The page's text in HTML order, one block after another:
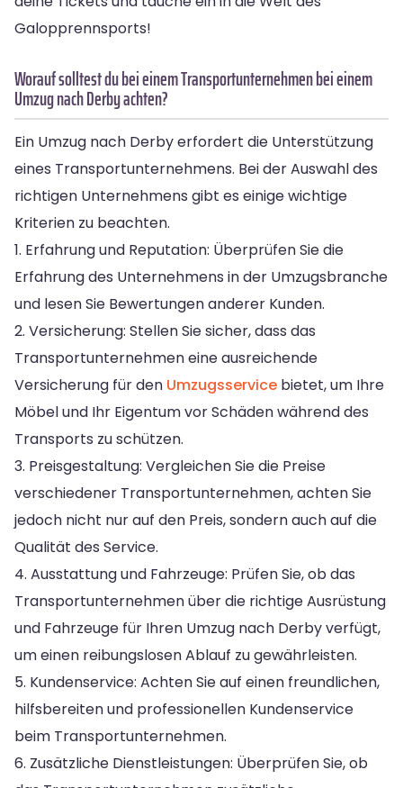
Galopprennsports!
Worauf solltest du bei einem Transportunternehmen bei einem
Umzug nach Derby achten?
Ein Umzug nach Derby erfordert die Unterstützung
eines Transportunternehmens. Bei der Auswahl des
richtigen Unternehmens gibt es einige wichtige
Kriterien zu beachten.
1. Erfahrung und Reputation: Überprüfen Sie die
Erfahrung des Unternehmens in der Umzugsbranche
und lesen Sie Bewertungen anderer Kunden.
2. Versicherung: Stellen Sie sicher, dass das
Transportunternehmen eine ausreichende
Versicherung für den Umzugsservice bietet, um Ihre
Möbel und Ihr Eigentum vor Schäden während des
Transports zu schützen.
3. Preisgestaltung: Vergleichen Sie die Preise
verschiedener Transportunternehmen, achten Sie
jedoch nicht nur auf den Preis, sondern auch auf die
Qualität des Service.
4. Ausstattung und Fahrzeuge: Prüfen Sie, ob das
Transportunternehmen über die richtige Ausrüstung
und Fahrzeuge für Ihren Umzug nach Derby verfügt,
um einen reibungslosen Ablauf zu gewährleisten.
5. Kundenservice: Achten Sie auf einen freundlichen,
hilfsbereiten und professionellen Kundenservice
beim Transportunternehmen.
6. Zusätzliche Dienstleistungen: Überprüfen Sie, ob